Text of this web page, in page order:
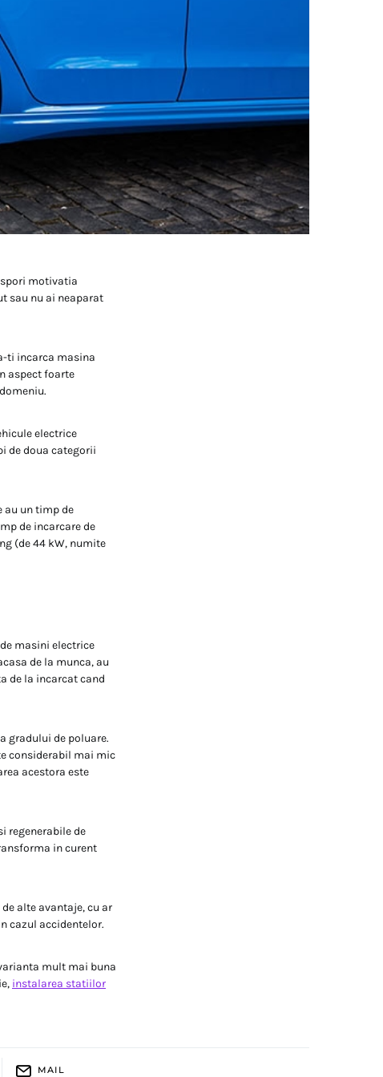
motivatia
sau nu ai neaparat
ti incarca masina
aspect foarte
electrice
de doua categorii
au un timp de
de incarcare de
(de 44 kW, numite
masini electrice
de la munca, au
de la incarcat cand
gradului de poluare.
considerabil mai mic
acestora este
regenerabile de
in curent
alte avantaje, cu ar
cazul accidentelor.
mult mai buna
instalarea statiilor
MAIL